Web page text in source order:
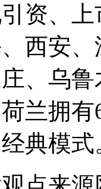
资、
西安
、乌
兰拥
典模式